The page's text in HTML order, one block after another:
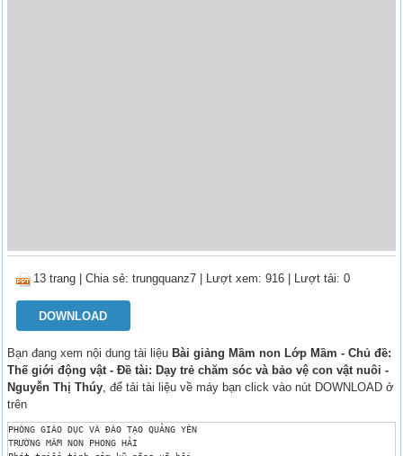
13 trang |Chia sẻ:trungquanz7 | Lượt xem: 916 | Lượt tải: 0
DOWNLOAD
Bạn đang xem nội dung tài liệu Bài giảng Mầm non Lớp Mầm - Chủ đề:
Thế giới động vật - Đề tài: Dạy trẻ chăm sóc và bảo vệ con vật nuôi -
Nguyễn Thị Thúy, để tải tài liệu về máy bạn click vào nút DOWNLOAD ở
trên
PHÒNG GIÁO DỤC VÀ ĐÀO TẠO QUẢNG YÊN
TRƯỜNG MẦM NON PHONG HẢI